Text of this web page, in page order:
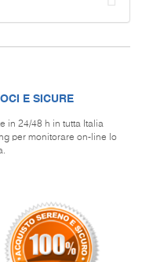
E SICURE
in 24/48 h in tutta Italia
per monitorare on-line lo